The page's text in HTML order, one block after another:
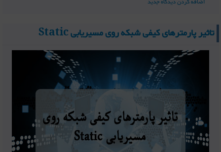
تاثیر پارمترهای کیفی شبکه روی مسیریابی Static